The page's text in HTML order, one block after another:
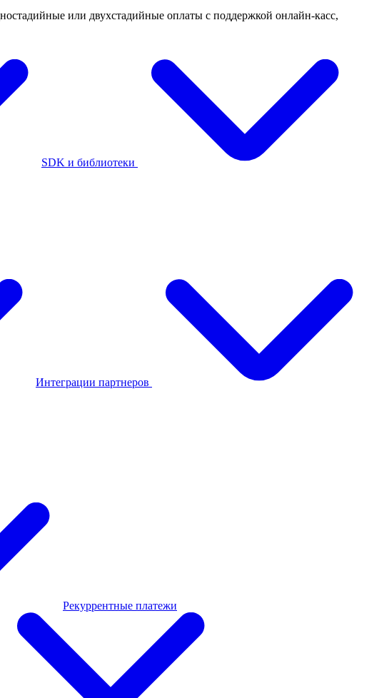
или двухстадийные оплаты с поддержкой онлайн-касс,
SDK и библиотеки
Интеграции партнеров
Рекуррентные платежи